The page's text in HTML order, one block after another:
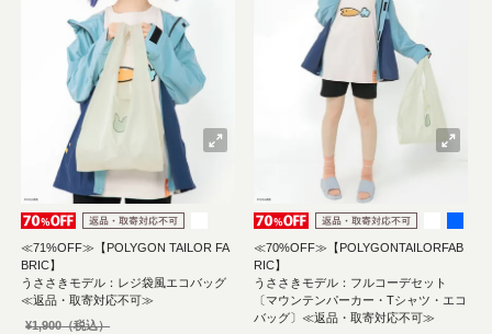
≪71%OFF≫【POLYGON TAILOR FA
BRIC】
うささきモデル：レジ袋風エコバッグ
≪返品・取寄対応不可≫
¥1,900
≪70%OFF≫【POLYGONTAILORFAB
RIC】
うささきモデル：フルコーデセット
〔マウンテンパーカー・Tシャツ・エコ
バッグ〕≪返品・取寄対応不可≫